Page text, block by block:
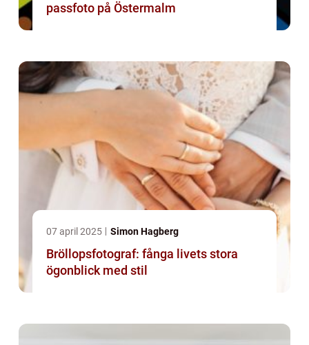
passfoto på Östermalm
07 april 2025 Simon Hagberg
Bröllopsfotograf: fånga livets stora
ögonblick med stil